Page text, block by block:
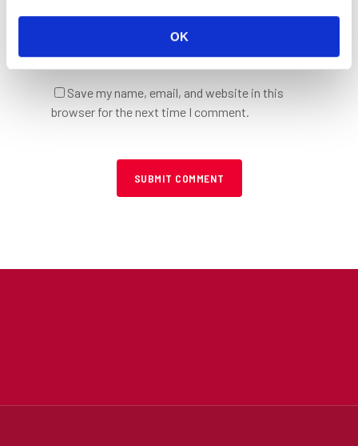
OK
Save my name, email, and website in this
browser for the next time I comment.